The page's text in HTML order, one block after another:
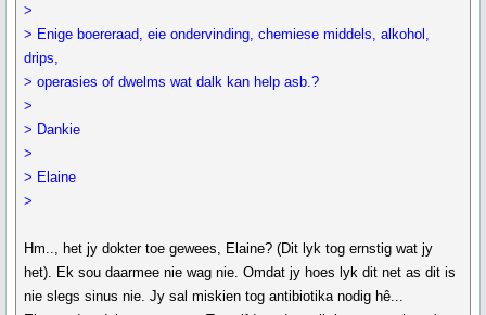
>
> Enige boereraad, eie ondervinding, chemiese middels, alkohol,
drips,
> operasies of dwelms wat dalk kan help asb.?
>
> Dankie
>
> Elaine
>
Hm.., het jy dokter toe gewees, Elaine? (Dit lyk tog ernstig wat jy
het). Ek sou daarmee nie wag nie. Omdat jy hoes lyk dit net as dit is
nie slegs sinus nie. Jy sal miskien tog antibiotika nodig hê...